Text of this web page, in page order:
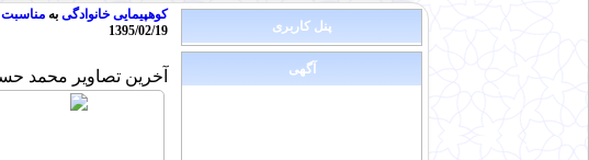
پنل کاربری
آگهی
کوهپیمایی خانوادگی بهمناسبت
1395/02/19
آخرین تصاویر محمد